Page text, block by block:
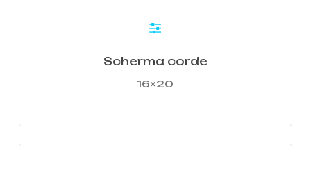
Scherma corde
16×20